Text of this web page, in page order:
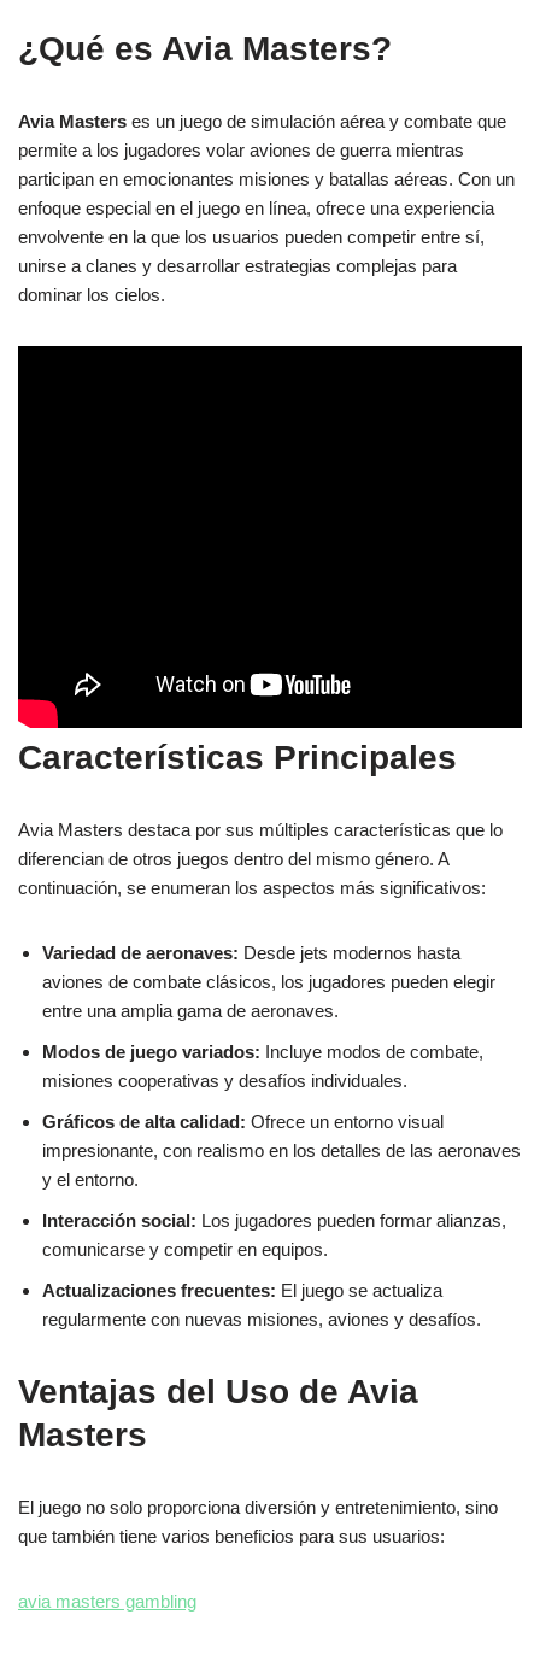
¿Qué es Avia Masters?
Avia Masters es un juego de simulación aérea y combate que
permite a los jugadores volar aviones de guerra mientras
participan en emocionantes misiones y batallas aéreas. Con un
enfoque especial en el juego en línea, ofrece una experiencia
envolvente en la que los usuarios pueden competir entre sí,
unirse a clanes y desarrollar estrategias complejas para
dominar los cielos.
Características Principales
Avia Masters destaca por sus múltiples características que lo
diferencian de otros juegos dentro del mismo género. A
continuación, se enumeran los aspectos más significativos:
Variedad de aeronaves: Desde jets modernos hasta
aviones de combate clásicos, los jugadores pueden elegir
entre una amplia gama de aeronaves.
Modos de juego variados: Incluye modos de combate,
misiones cooperativas y desafíos individuales.
Gráficos de alta calidad: Ofrece un entorno visual
impresionante, con realismo en los detalles de las aeronaves
y el entorno.
Interacción social: Los jugadores pueden formar alianzas,
comunicarse y competir en equipos.
Actualizaciones frecuentes: El juego se actualiza
regularmente con nuevas misiones, aviones y desafíos.
Ventajas del Uso de Avia
Masters
El juego no solo proporciona diversión y entretenimiento, sino
que también tiene varios beneficios para sus usuarios:
avia masters gambling